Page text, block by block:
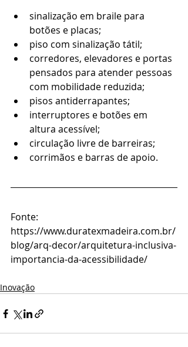
sinalização em braile para
botões e placas;
piso com sinalização tátil;
corredores, elevadores e portas
pensados para atender pessoas
com mobilidade reduzida;
pisos antiderrapantes;
interruptores e botões em
altura acessível;
circulação livre de barreiras;
corrimãos e barras de apoio.
Fonte:
https://www.duratexmadeira.com.br/
blog/arq-decor/arquitetura-inclusiva-
importancia-da-acessibilidade/
Inovação